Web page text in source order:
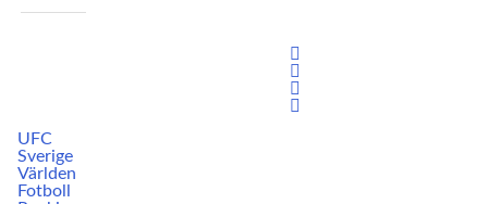
UFC
Sverige
Världen
Fotboll